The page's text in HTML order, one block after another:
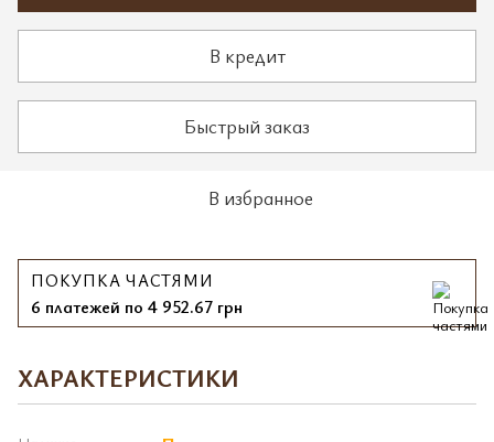
В кредит
Быстрый заказ
В избранное
ПОКУПКА ЧАСТЯМИ
6 платежей по 4 952.67 грн
ХАРАКТЕРИСТИКИ